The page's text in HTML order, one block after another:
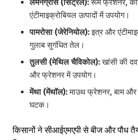
लेमनग्रास (सिट्रल):रूम फ्रेशनर,
एंटीमाइक्रोबियल उत्पादों में उपयोग।
पामरोसा (जेरेनियोल):इत्र और
गुलाब सुगंधित तेल।
तुलसी (मेथिलचैविकोल):खांसी की
और फ्रेशनर में उपयोग।
मेंथा (मेंथॉल):माउथ फ्रेशनर, बाम
घटक।
किसानों ने सीआईएमएपी से बीज और पौध